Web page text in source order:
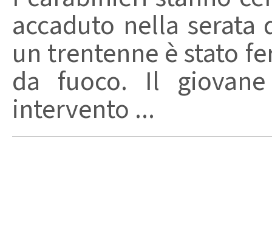
accaduto nella serata
un trentenne è stato
da fuoco. Il
intervento ...